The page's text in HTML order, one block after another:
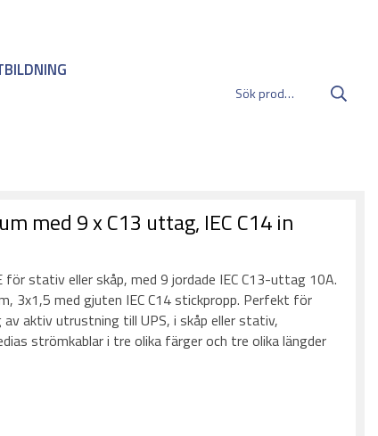
med 9 x C13 uttag, IEC C14 in
stativ eller skåp, med 9 jordade IEC C13-uttag 10A.
3x1,5 med gjuten IEC C14 stickpropp. Perfekt för
av aktiv utrustning till UPS, i skåp eller stativ,
strömkablar i tre olika färger och tre olika längder